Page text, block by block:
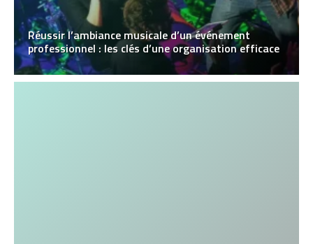
Réussir l’ambiance musicale d’un événement
professionnel : les clés d’une organisation efficace